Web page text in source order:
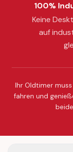
100%
Keine
auf
Ihr Oldtimer
fahren und